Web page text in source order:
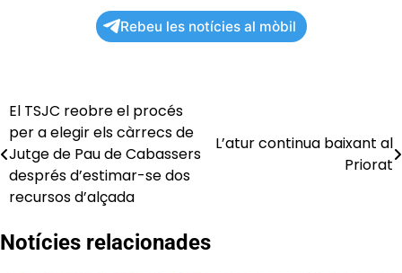
Rebeu les notícies al mòbil
Navegació
d'entrades
El TSJC reobre el procés
per a elegir els càrrecs de
Jutge de Pau de Cabassers
després d’estimar-se dos
recursos d’alçada
L’atur continua baixant al
Priorat
Notícies relacionades